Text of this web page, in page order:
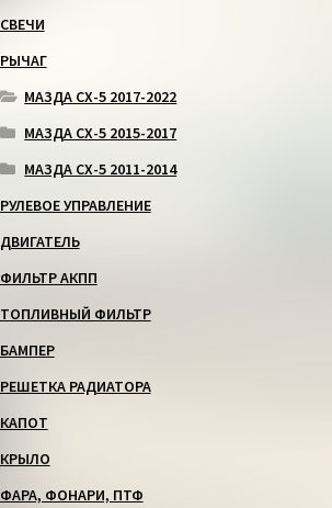
СВЕЧИ
РЫЧАГ
МАЗДА СХ-5 2017-2022
МАЗДА СХ-5 2015-2017
МАЗДА СХ-5 2011-2014
РУЛЕВОЕ УПРАВЛЕНИЕ
ДВИГАТЕЛЬ
ФИЛЬТР АКПП
ТОПЛИВНЫЙ ФИЛЬТР
БАМПЕР
РЕШЕТКА РАДИАТОРА
КАПОТ
КРЫЛО
ФАРА, ФОНАРИ, ПТФ